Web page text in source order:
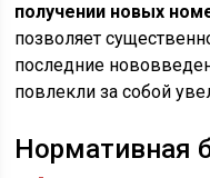
получении новых
позволяет
последние
повлекли за собой
Нормативная